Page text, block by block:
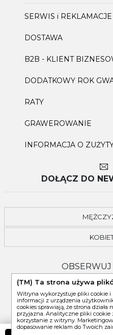
SERWIS i REKLAMACJE
DOSTAWA
B2B - KLIENT
DODATKOWY ROK
RATY
GRAWEROWANIE
INFORMACJA O
DOŁĄCZ DO
OBSERWUJ
(TM) Ta strona używa
Witryna wykorzystuje pliki cookie
informacji z urządzenia
cookies sprawiają, że strona
przyjazna. Analityczne pliki
korzystanie z witryny.
dopasowanie reklam do Twoich